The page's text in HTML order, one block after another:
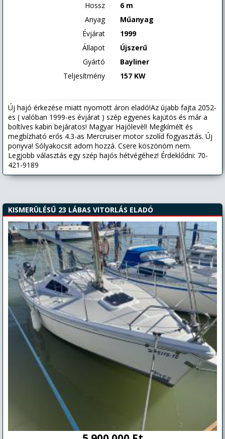
Hossz
6 m
Anyag
Műanyag
Évjárat
1999
Állapot
Újszerű
Gyártó
Bayliner
Teljesítmény
157 KW
Új hajó érkezése miatt nyomott áron eladó!Az újabb fajta 2052-
es ( valóban 1999-es évjárat ) szép egyenes kajütös és már a
boltíves kabin bejáratos! Magyar Hajólevèl! Megkímélt és
megbízható erős 4.3-as Mercruiser motor szolíd fogyasztás. Új
ponyva! Sólyakocsit adom hozzá. Csere köszönöm nem.
Legjobb választás egy szép hajós hétvégéhez! Érdeklődni: 70-
421-9189
KISMERÜLÉSŰ 23 LÁBAS VITORLÁS ELADÓ